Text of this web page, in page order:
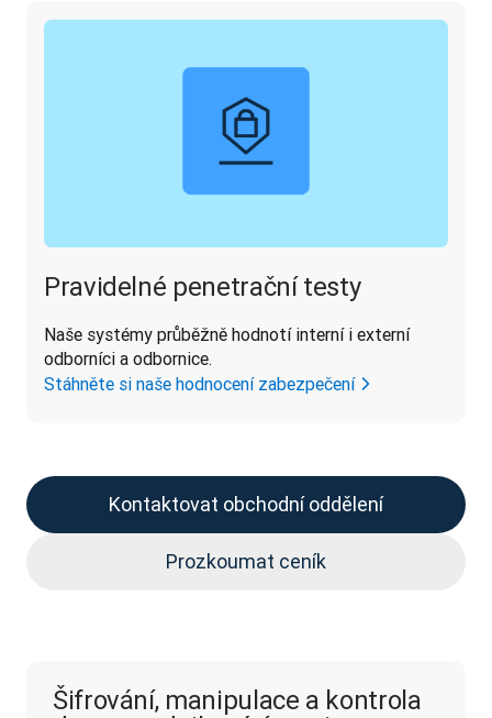
Pravidelné penetrační testy
Naše systémy průběžně hodnotí interní i externí
odborníci a odbornice.
Stáhněte si naše hodnocení zabezpečení
Kontaktovat obchodní oddělení
Prozkoumat ceník
Šifrování, manipulace a kontrola